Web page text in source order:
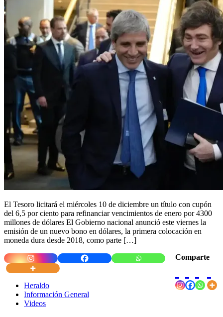
El Tesoro licitará el miércoles 10 de diciembre un título con cupón
del 6,5 por ciento para refinanciar vencimientos de enero por 4300
millones de dólares El Gobierno nacional anunció este viernes la
emisión de un nuevo bono en dólares, la primera colocación en
moneda dura desde 2018, como parte […]
Comparte
Heraldo
Información General
Videos